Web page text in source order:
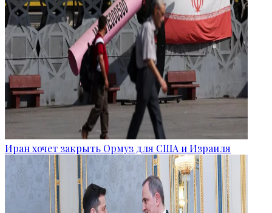
Иран хочет закрыть Ормуз для США и Израиля